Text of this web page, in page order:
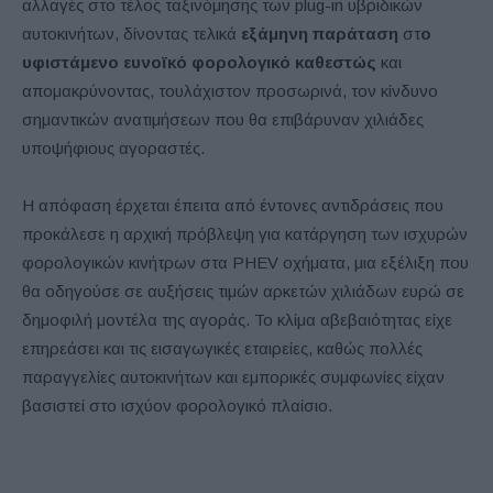
αλλαγές στο τέλος ταξινόμησης των plug-in υβριδικών
αυτοκινήτων, δίνοντας τελικά εξάμηνη παράταση στο
υφιστάμενο ευνοϊκό φορολογικό καθεστώς και
απομακρύνοντας, τουλάχιστον προσωρινά, τον κίνδυνο
σημαντικών ανατιμήσεων που θα επιβάρυναν χιλιάδες
υποψήφιους αγοραστές.
Η απόφαση έρχεται έπειτα από έντονες αντιδράσεις που
προκάλεσε η αρχική πρόβλεψη για κατάργηση των ισχυρών
φορολογικών κινήτρων στα PHEV οχήματα, μια εξέλιξη που
θα οδηγούσε σε αυξήσεις τιμών αρκετών χιλιάδων ευρώ σε
δημοφιλή μοντέλα της αγοράς. Το κλίμα αβεβαιότητας είχε
επηρεάσει και τις εισαγωγικές εταιρείες, καθώς πολλές
παραγγελίες αυτοκινήτων και εμπορικές συμφωνίες είχαν
βασιστεί στο ισχύον φορολογικό πλαίσιο.